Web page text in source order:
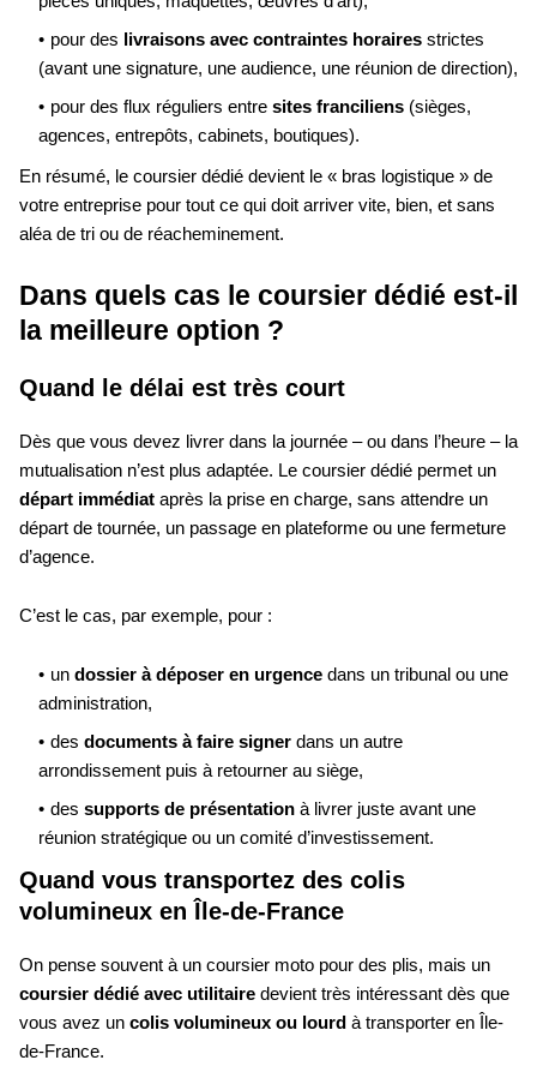
pour des livraisons avec contraintes horaires strictes
(avant une signature, une audience, une réunion de direction),
pour des flux réguliers entre sites franciliens (sièges,
agences, entrepôts, cabinets, boutiques).
En résumé, le coursier dédié devient le « bras logistique » de
votre entreprise pour tout ce qui doit arriver vite, bien, et sans
aléa de tri ou de réacheminement.
Dans quels cas le coursier dédié est-il
la meilleure option ?
Quand le délai est très court
Dès que vous devez livrer dans la journée – ou dans l’heure – la
mutualisation n’est plus adaptée. Le coursier dédié permet un
départ immédiat après la prise en charge, sans attendre un
départ de tournée, un passage en plateforme ou une fermeture
d’agence.
C’est le cas, par exemple, pour :
un dossier à déposer en urgence dans un tribunal ou une
administration,
des documents à faire signer dans un autre
arrondissement puis à retourner au siège,
des supports de présentation à livrer juste avant une
réunion stratégique ou un comité d’investissement.
Quand vous transportez des colis
volumineux en Île-de-France
On pense souvent à un coursier moto pour des plis, mais un
coursier dédié avec utilitaire devient très intéressant dès que
vous avez un colis volumineux ou lourd à transporter en Île-
de-France.